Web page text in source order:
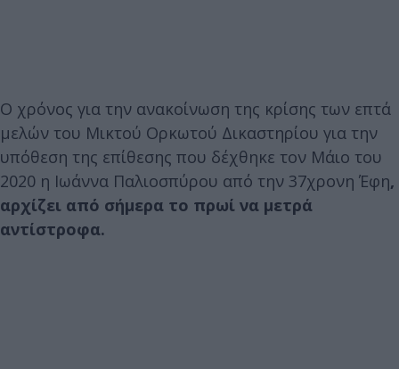
Ο χρόνος για την ανακοίνωση της κρίσης των επτά
μελών του Μικτού Ορκωτού Δικαστηρίου για την
υπόθεση της επίθεσης που δέχθηκε τον Μάιο του
2020 η Ιωάννα Παλιοσπύρου από την 37χρονη Έφη,
αρχίζει από σήμερα το πρωί να μετρά
αντίστροφα.